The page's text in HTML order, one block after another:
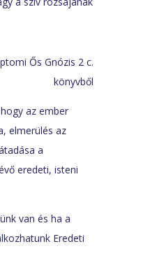
Ős Gnózis 2 c.
könyvből
az ember
elmerülés az
a
eredeti, isteni
van és ha a
Eredeti